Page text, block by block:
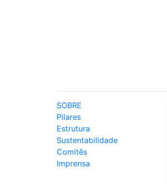
SOBRE
Pilares
Estrutura
Sustentabilidade
Comitês
Imprensa